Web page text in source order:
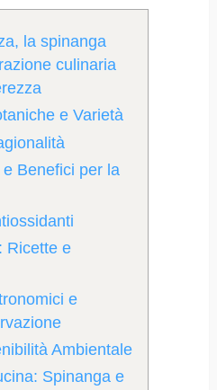
la spinanga
culinaria
e Varietà
Benefici per la
Ricette e
e
Ambientale
Spinanga e